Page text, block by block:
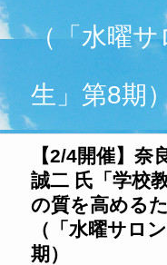
（「水曜サ
生」第8期
【2/4開催】奈
誠二 氏「学校
の質を高める
（「水曜サロ
期）